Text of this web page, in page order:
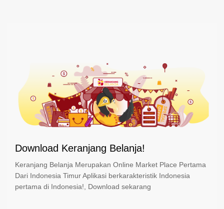
Download Keranjang Belanja!
Keranjang Belanja Merupakan Online Market Place Pertama
Dari Indonesia Timur Aplikasi berkarakteristik Indonesia
pertama di Indonesia!, Download sekarang